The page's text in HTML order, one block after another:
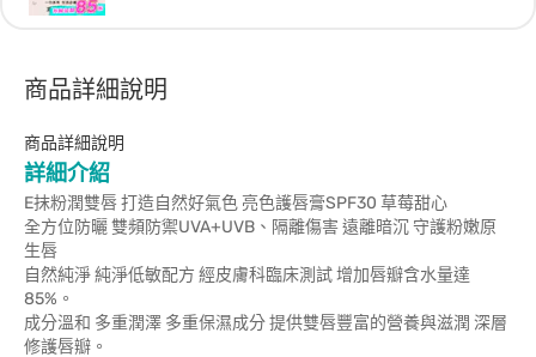
商品詳細說明
商品詳細說明
詳細介紹
E抹粉潤雙唇 打造自然好氣色 亮色護唇膏SPF30 草莓甜心
全方位防曬 雙頻防禦UVA+UVB、隔離傷害 遠離暗沉 守護粉嫩原
生唇
自然純淨 純淨低敏配方 經皮膚科臨床測試 增加唇瓣含水量達
85%。
成分溫和 多重潤澤 多重保濕成分 提供雙唇豐富的營養與滋潤 深層
修護唇瓣。